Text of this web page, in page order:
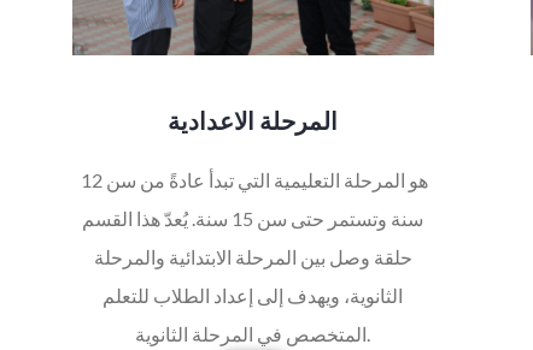
المرحلة الاعدادية
سنة وتستمر حتى سن 15 سنة. يُعدّ هذا القسم
حلقة وصل بين المرحلة الابتدائية والمرحلة
الثانوية، ويهدف إلى إعداد الطلاب للتعلم